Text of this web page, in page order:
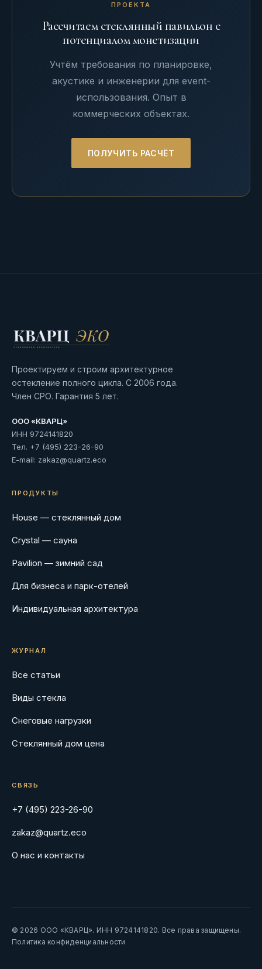
ПРОЕКТА
Рассчитаем стеклянный павильон с
потенциалом монетизации
Учтём требования по планировке,
акустике и инженерии для event-
использования. Опыт в
коммерческих объектах.
ПОЛУЧИТЬ РАСЧЁТ
Проектируем и строим архитектурное
остекление полного цикла. С 2006 года.
Член СРО. Гарантия 5 лет.
ООО «КВАРЦ»
ИНН 9724141820
Тел. +7 (495) 223-26-90
E-mail: zakaz@quartz.eco
ПРОДУКТЫ
House — стеклянный дом
Crystal — сауна
Pavilion — зимний сад
Для бизнеса и парк-отелей
Индивидуальная архитектура
ЖУРНАЛ
Все статьи
Виды стекла
Снеговые нагрузки
Стеклянный дом цена
СВЯЗЬ
+7 (495) 223-26-90
zakaz@quartz.eco
О нас и контакты
© 2026 ООО «КВАРЦ». ИНН 9724141820. Все права защищены.
Политика конфиденциальности